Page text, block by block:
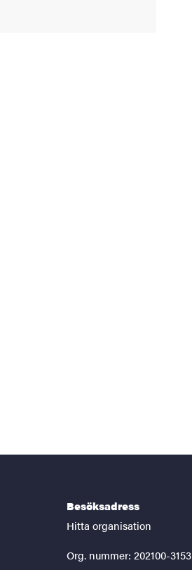
Besöksadress
Hitta organisation
Org. nummer: 202100-3153